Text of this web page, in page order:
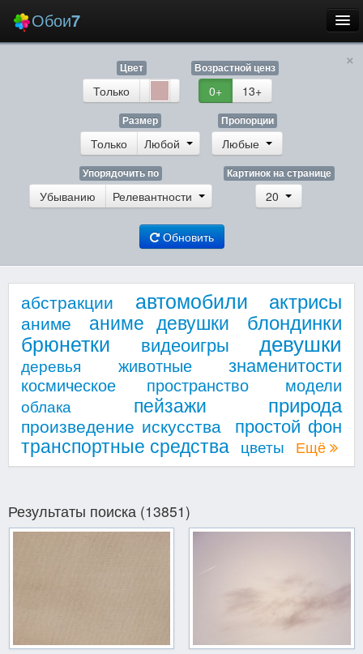
Обои7
Заставки
Вход
×
Цвет
Только
Возрастной ценз
0+ 13+
Размер
Только Любой
Пропорции
Любые
Упорядочить по
Убыванию Релевантности
Картинок на странице
20
Обновить
абстракции автомобили актрисы
аниме аниме девушки блондинки
брюнетки видеоигры девушки
деревья животные знаменитости
космическое пространство модели
облака пейзажи природа
произведение искусства простой фон
транспортные средства цветы Ещё
Результаты поиска (13851)